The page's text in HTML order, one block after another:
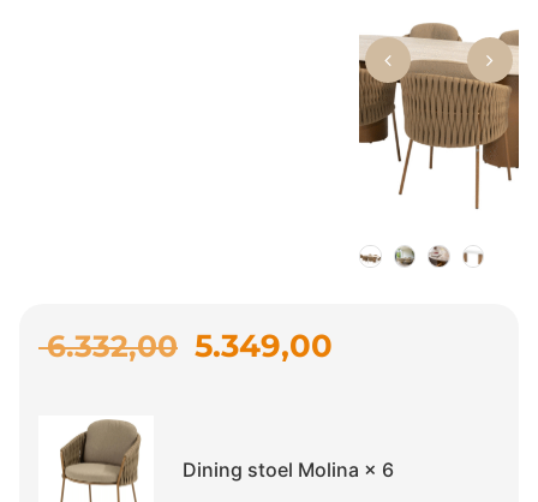
6.332,00 5.349,00
Dining stoel Molina × 6